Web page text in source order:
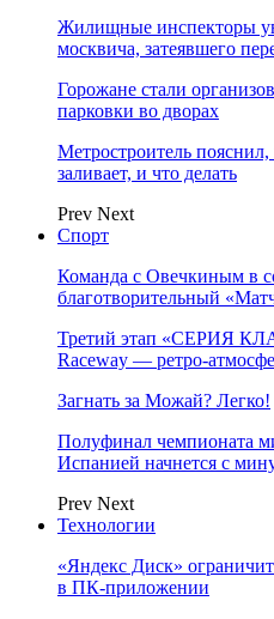
Жилищные инспекторы
москвича, затеявшего
Горожане стали
парковки во дворах
Метростроитель пояснил,
заливает, и что делать
Prev Next
Спорт
Команда с Овечкиным в
благотворительный
Третий этап «СЕРИЯ
Raceway —
Загнать за Можай? Легко!
Полуфинал чемпионата
Испанией начнется с
Prev Next
Технологии
«Яндекс Диск»
в ПК-приложении